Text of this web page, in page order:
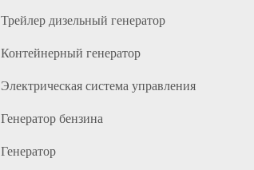
Трейлер дизельный генератор
Контейнерный генератор
Электрическая система управления
Генератор бензина
Генератор